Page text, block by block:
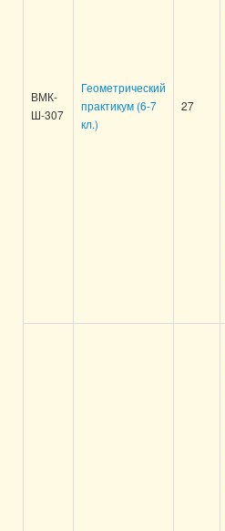
ВМК-
Ш-307
Геометрический
практикум (6-7
кл.)
27